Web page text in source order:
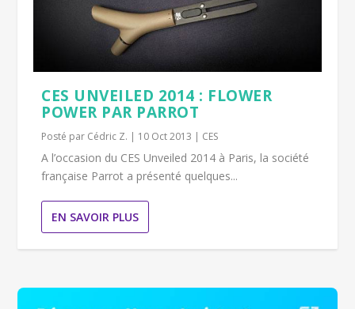
CES UNVEILED 2014 : FLOWER
POWER PAR PARROT
Posté par Cédric Z. | 10 Oct 2013 | CES
A l’occasion du CES Unveiled 2014 à Paris, la société
française Parrot a présenté quelques...
EN SAVOIR PLUS